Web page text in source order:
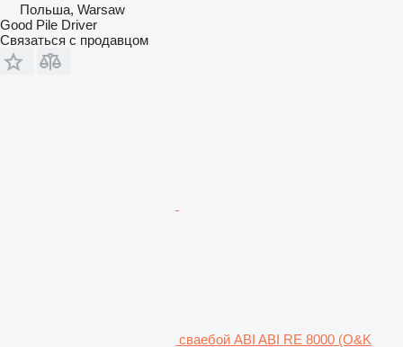
Польша, Warsaw
Good Pile Driver
Связаться с продавцом
сваебой ABI ABI RE 8000 (O&K